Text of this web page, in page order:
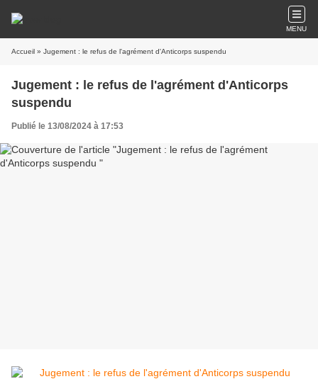
MENU
Accueil » Jugement : le refus de l'agrément d'Anticorps suspendu
Jugement : le refus de l'agrément d'Anticorps
suspendu
Publié le 13/08/2024 à 17:53